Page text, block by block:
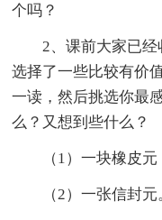
个吗？
2、课前大家已
选择了一些比较有价
一读，然后挑选你最
么？又想到些什么？
（1）一块橡皮
（2）一张信封元